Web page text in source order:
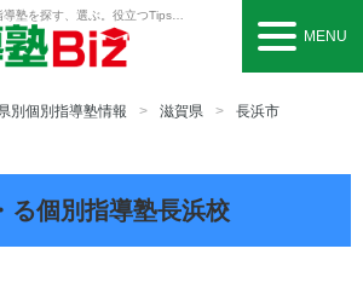
塾を探す、選ぶ。役立つTipsも。
MENU
別個別指導塾情報 滋賀県 長浜市
る個別指導塾長浜校